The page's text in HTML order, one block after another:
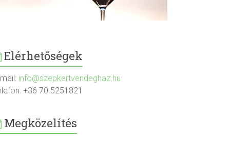
Elérhetőségek
info@szepkertvendeghaz.hu
+36 70 5251821
Megközelítés